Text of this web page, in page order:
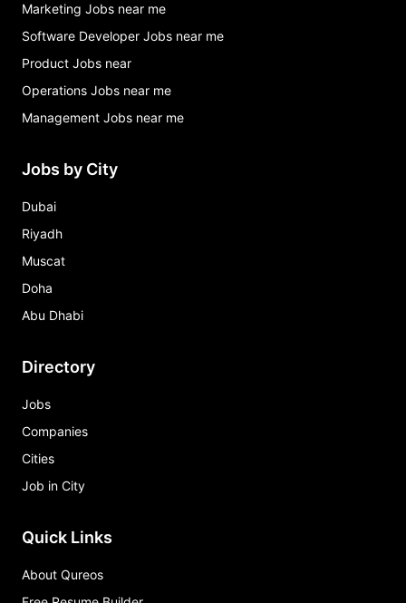
Marketing Jobs near me
Software Developer Jobs near me
Product Jobs near
Operations Jobs near me
Management Jobs near me
Jobs by City
Dubai
Riyadh
Muscat
Doha
Abu Dhabi
Directory
Jobs
Companies
Cities
Job in City
Quick Links
About Qureos